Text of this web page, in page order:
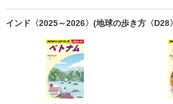
インド〈2025～2026〉(地球の歩き方〈